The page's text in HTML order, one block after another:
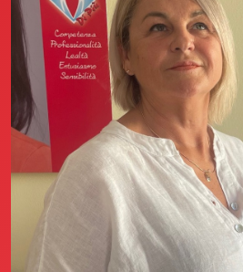
Le testimonianze
La fondatrice Valeria
Annunci Donne
Agenzia matrimoniale Club di
Love Notebook
Il libro Donna di Cuori
Quanto costa Club di Più
Love Academy
Domande Frequenti